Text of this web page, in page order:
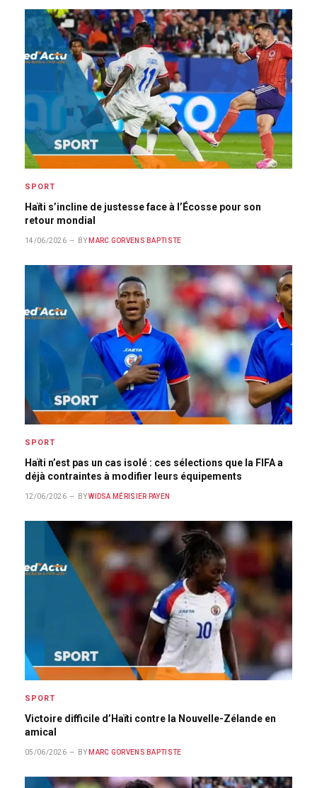
SPORT
Haïti s’incline de justesse face à l’Écosse pour son
retour mondial
14/06/2026 BY MARC GORVENS BAPTISTE
SPORT
Haïti n’est pas un cas isolé : ces sélections que la FIFA a
déjà contraintes à modifier leurs équipements
12/06/2026 BY WIDSA MÉRISIER PAYEN
SPORT
Victoire difficile d’Haïti contre la Nouvelle-Zélande en
amical
05/06/2026 BY MARC GORVENS BAPTISTE